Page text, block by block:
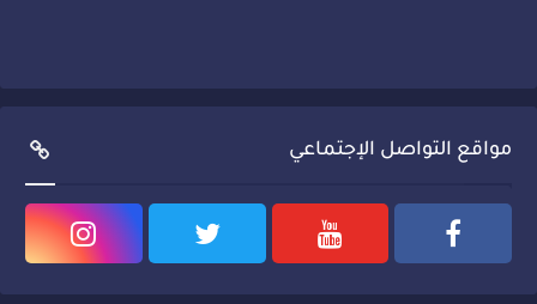
مواقع التواصل الإجتماعي